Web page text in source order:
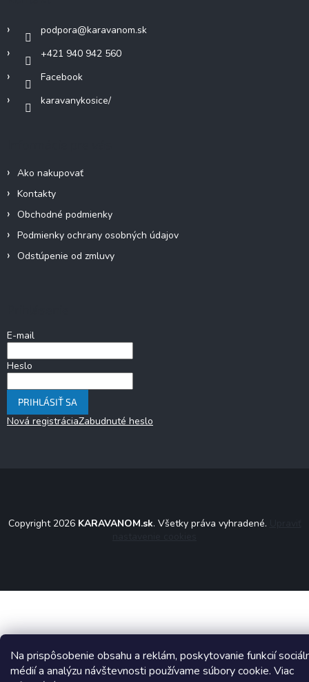
Na prispôsobenie obsahu a reklám, poskytovanie funkcií
médií a analýzu návštevnosti používame súbory cookie. Viac
podpora@karavanom.sk
+421 940 942 560
Facebook
karavanykosice/
Ako nakupovať
Kontakty
Obchodné podmienky
Podmienky ochrany osobných údajov
Odstúpenie od zmluvy
E-mail
Heslo
PRIHLÁSIŤ SA
Nová registráciaZabudnuté heslo
Copyright 2026 KARAVANOM.sk. Všetky práva vyhradené.